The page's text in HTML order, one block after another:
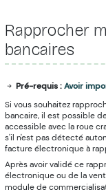
Rapprocher
bancaires
Pré-requis :Avoir
Si vous souhaitez
bancaire, il est possible
accessible avec la roue
s'il n'est pas détecté
facture électronique à
Après avoir validé ce
électronique ou de la
module de